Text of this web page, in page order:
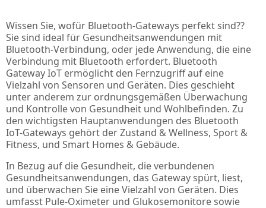
Wissen Sie, wofür Bluetooth-Gateways perfekt sind??
Sie sind ideal für Gesundheitsanwendungen mit
Bluetooth-Verbindung, oder jede Anwendung, die eine
Verbindung mit Bluetooth erfordert. Bluetooth
Gateway IoT ermöglicht den Fernzugriff auf eine
Vielzahl von Sensoren und Geräten. Dies geschieht
unter anderem zur ordnungsgemäßen Überwachung
und Kontrolle von Gesundheit und Wohlbefinden. Zu
den wichtigsten Hauptanwendungen des Bluetooth
IoT-Gateways gehört der Zustand & Wellness, Sport &
Fitness, und Smart Homes & Gebäude.
In Bezug auf die Gesundheit, die verbundenen
Gesundheitsanwendungen, das Gateway spürt, liest,
und überwachen Sie eine Vielzahl von Geräten. Dies
umfasst Pule-Oximeter und Glukosemonitore sowie